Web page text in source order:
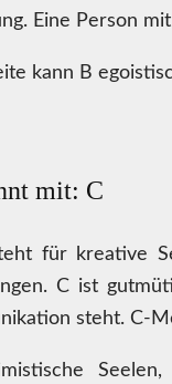
Eine Person
kann B
mit: C
für kreative
C ist
steht. C-